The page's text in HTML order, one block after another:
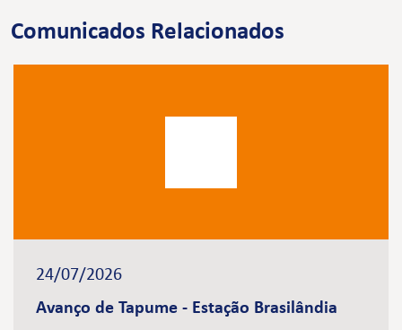
Comunicados Relacionados
24/07/2026
Avanço de Tapume - Estação Brasilândia